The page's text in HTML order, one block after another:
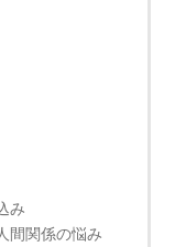
み
間関係の悩み